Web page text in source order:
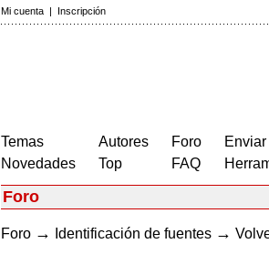
Mi cuenta | Inscripción
Temas
Novedades
Autores
Top
Foro
FAQ
Foro
Foro → Identificación de fuentes →